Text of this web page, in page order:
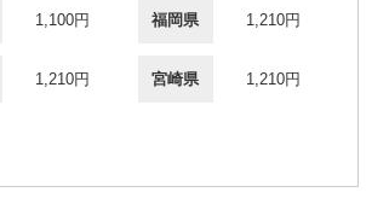
1,100円 福岡県 1,210円
1,210円 宮崎県 1,210円